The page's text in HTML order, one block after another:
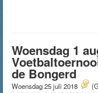
Woensdag 1
de Bongerd
Woensdag 25 juli 2018